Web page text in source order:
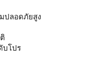
ปลอดภัยสูง
บโปร